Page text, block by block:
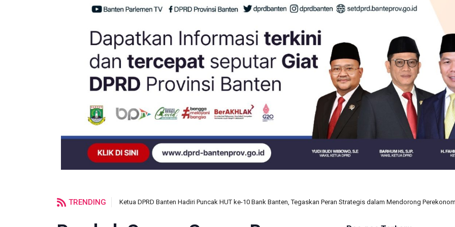
TRENDING Ketua DPRD Banten Hadiri Puncak HUT ke-10 Bank Banten, Tegaskan Peran Strategis dalam Mendorong